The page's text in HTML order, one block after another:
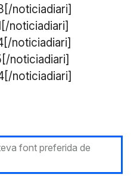
noticiadiari]
noticiadiari]
noticiadiari]
noticiadiari]
noticiadiari]
font preferida de